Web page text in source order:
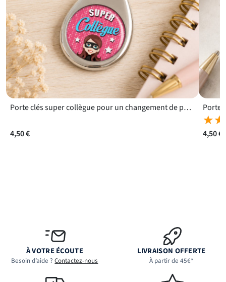
Porte clés super collègue pour un changement de poste
4,50 € 4,50 €
À VOTRE ÉCOUTE
Besoin d’aide ?Contactez-nous
LIVRAISON OFFERTE
À partir de 45€*